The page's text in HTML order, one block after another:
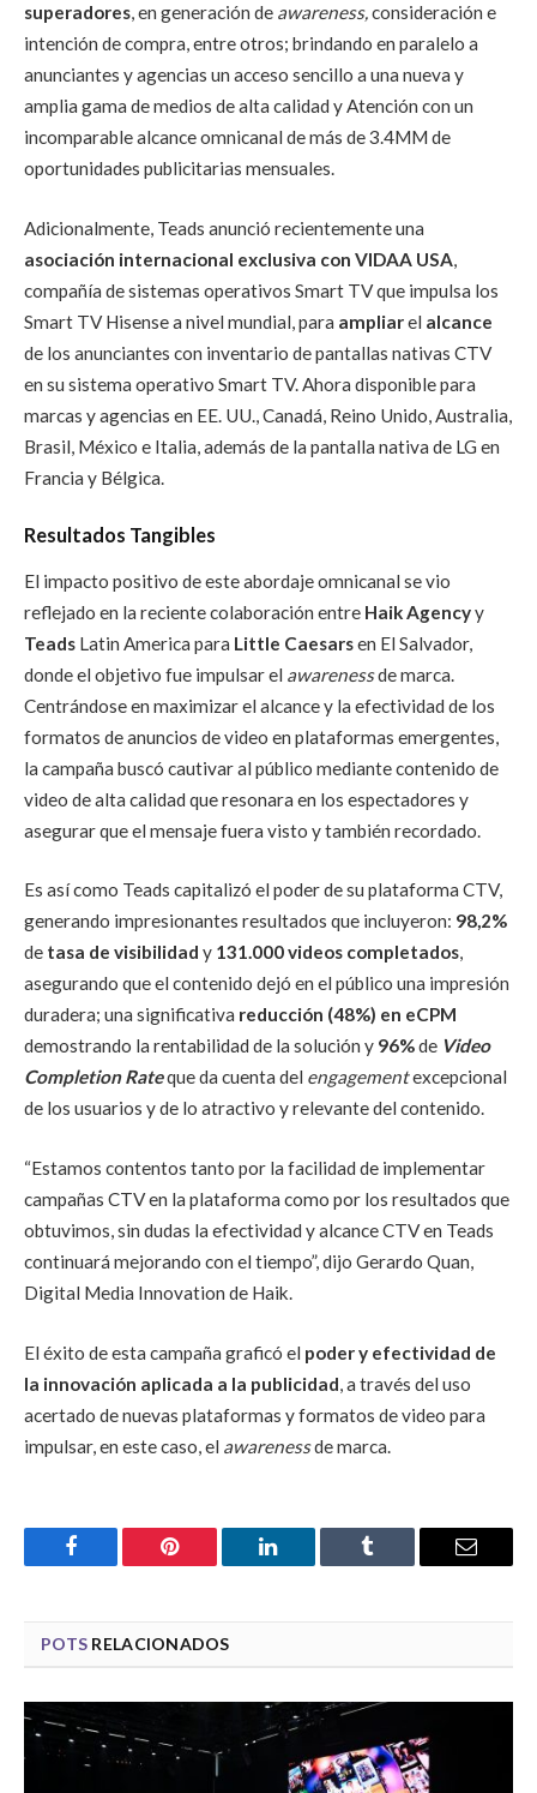
superadores, en generación de awareness,consideración e
intención de compra, entre otros; brindando en paralelo a
anunciantes y agencias un acceso sencillo a una nueva y
amplia gama de medios de alta calidad y Atención con un
incomparable alcance omnicanal de más de 3.4MM de
oportunidades publicitarias mensuales.
Adicionalmente, Teads anunció recientemente una
asociación internacional exclusiva con VIDAA USA,
compañía de sistemas operativos Smart TV que impulsa los
Smart TV Hisense a nivel mundial, para ampliarel alcance
de los anunciantes con inventario de pantallas nativas CTV
en su sistema operativo Smart TV. Ahora disponible para
marcas y agencias en EE. UU., Canadá, Reino Unido, Australia,
Brasil, México e Italia, además de la pantalla nativa de LG en
Francia y Bélgica.
Resultados Tangibles
El impacto positivo de este abordaje omnicanal se vio
reflejado en la reciente colaboración entre Haik Agencyy
Teads Latin America para Little Caesarsen El Salvador,
donde el objetivo fue impulsar el awarenessde marca.
Centrándose en maximizar el alcance y la efectividad de los
formatos de anuncios de video en plataformas emergentes,
la campaña buscó cautivar al público mediante contenido de
video de alta calidad que resonara en los espectadores y
asegurar que el mensaje fuera visto y también recordado.
Es así como Teads capitalizó el poder de su plataforma CTV,
generando impresionantes resultados que incluyeron: 98,2%
de tasa de visibilidad y 131.000 videos completados,
asegurando que el contenido dejó en el público una impresión
duradera; una significativa reducción (48%) en eCPM
demostrando la rentabilidad de la solución y 96%de Video
Completion Rateque da cuenta del engagementexcepcional
de los usuarios y de lo atractivo y relevante del contenido.
“Estamos contentos tanto por la facilidad de implementar
campañas CTV en la plataforma como por los resultados que
obtuvimos, sin dudas la efectividad y alcance CTV en Teads
continuará mejorando con el tiempo”, dijo Gerardo Quan,
Digital Media Innovation de Haik.
El éxito de esta campaña graficó el poder y efectividad de
la innovación aplicada a la publicidad, a través del uso
acertado de nuevas plataformas y formatos de video para
impulsar, en este caso, el awarenessde marca.
Facebook Pinterest LinkedIn Tumblr Email
POTS RELACIONADOS